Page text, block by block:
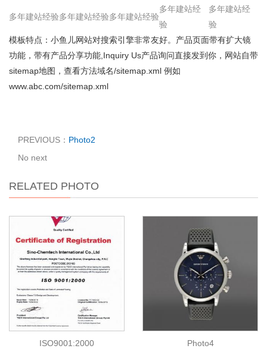
多年建站经验多年建站经验多年建站经验
多年建站经
验
多年建站经
验
模板特点：小鱼儿网站对搜索引擎非常友好。产品页面带有扩大镜
功能，带有产品分享功能,Inquiry Us产品询问直接发到你，网站自带
sitemap地图，查看方法域名/sitemap.xml 例如
www.abc.com/sitemap.xml
PREVIOUS： Photo2
No next
RELATED PHOTO
ISO9001:2000 Photo4